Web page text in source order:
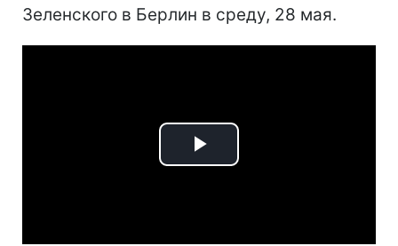
Зеленского в Берлин в среду, 28 мая.
Play